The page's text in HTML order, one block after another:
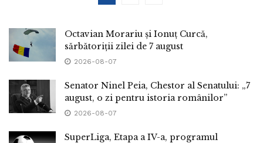
Octavian Morariu și Ionuț Curcă,
sărbătoriții zilei de 7 august
2026-08-07
Senator Ninel Peia, Chestor al Senatului: „7
august, o zi pentru istoria românilor”
2026-08-07
SuperLiga, Etapa a IV-a, programul